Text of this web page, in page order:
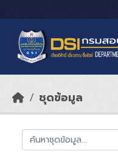
ชุดข้อมูล